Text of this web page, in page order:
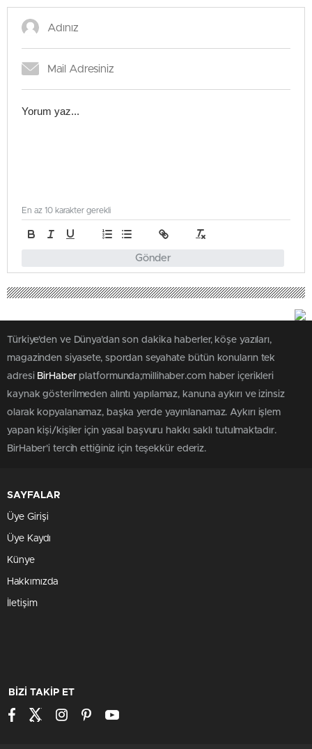
Gönder
En az 10 karakter gerekli
Türkiye'den ve Dünya’dan son dakika haberler, köşe yazıları,
magazinden siyasete, spordan seyahate bütün konuların tek
adresi BirHaberplatformunda;millihaber.com haber içerikleri
kaynak gösterilmeden alıntı yapılamaz, kanuna aykırı ve izinsiz
olarak kopyalanamaz, başka yerde yayınlanamaz. Aykırı işlem
yapan kişi/kişiler için yasal başvuru hakkı saklı tutulmaktadır.
BirHaber'i tercih ettiğiniz için teşekkür ederiz.
SAYFALAR
Üye Girişi
Üye Kaydı
Künye
Hakkımızda
İletişim
BİZİ TAKİP ET